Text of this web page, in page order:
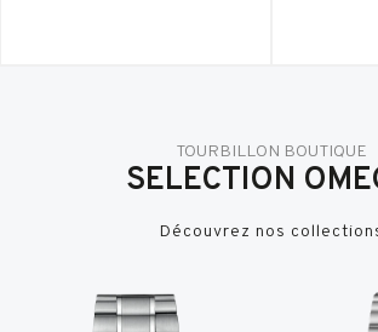
TOURBILLON BOUTIQUE
SELECTION
Découvrez nos